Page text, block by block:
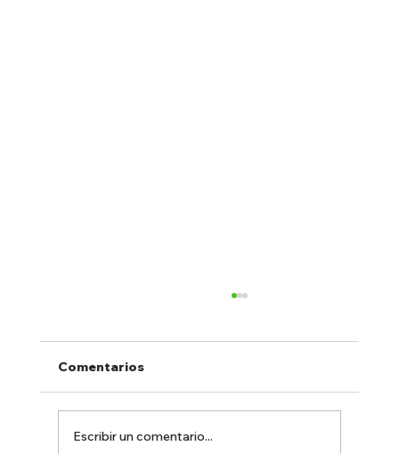
Comentarios
Escribir un comentario...